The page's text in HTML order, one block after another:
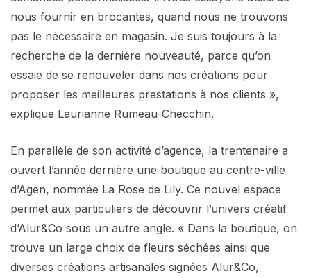
nous fournir en brocantes, quand nous ne trouvons
pas le nécessaire en magasin. Je suis toujours à la
recherche de la dernière nouveauté, parce qu’on
essaie de se renouveler dans nos créations pour
proposer les meilleures prestations à nos clients »,
explique Laurianne Rumeau-Checchin.
En parallèle de son activité d’agence, la trentenaire a
ouvert l’année dernière une boutique au centre-ville
d’Agen, nommée La Rose de Lily. Ce nouvel espace
permet aux particuliers de découvrir l’univers créatif
d’Alur&Co sous un autre angle. « Dans la boutique, on
trouve un large choix de fleurs séchées ainsi que
diverses créations artisanales signées Alur&Co,